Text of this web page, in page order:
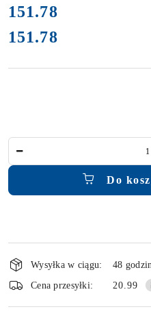
cena:
151.78
Cena:
151.78
Do
Dostępność
i
dostawa
Wysyłka w ciągu:
48 godzin
Cena przesyłki:
20.99